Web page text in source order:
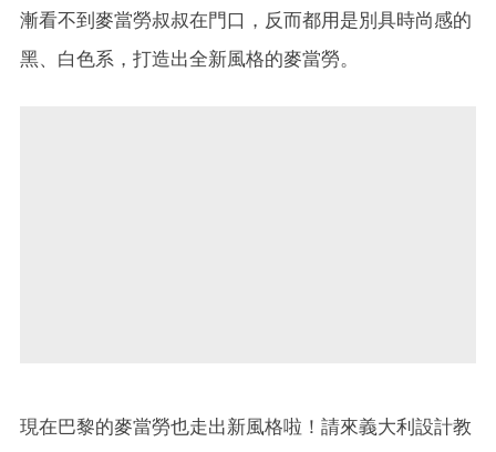
漸看不到麥當勞叔叔在門口，反而都用是別具時尚感的
黑、白色系，打造出全新風格的麥當勞。
現在巴黎的麥當勞也走出新風格啦！請來義大利設計教